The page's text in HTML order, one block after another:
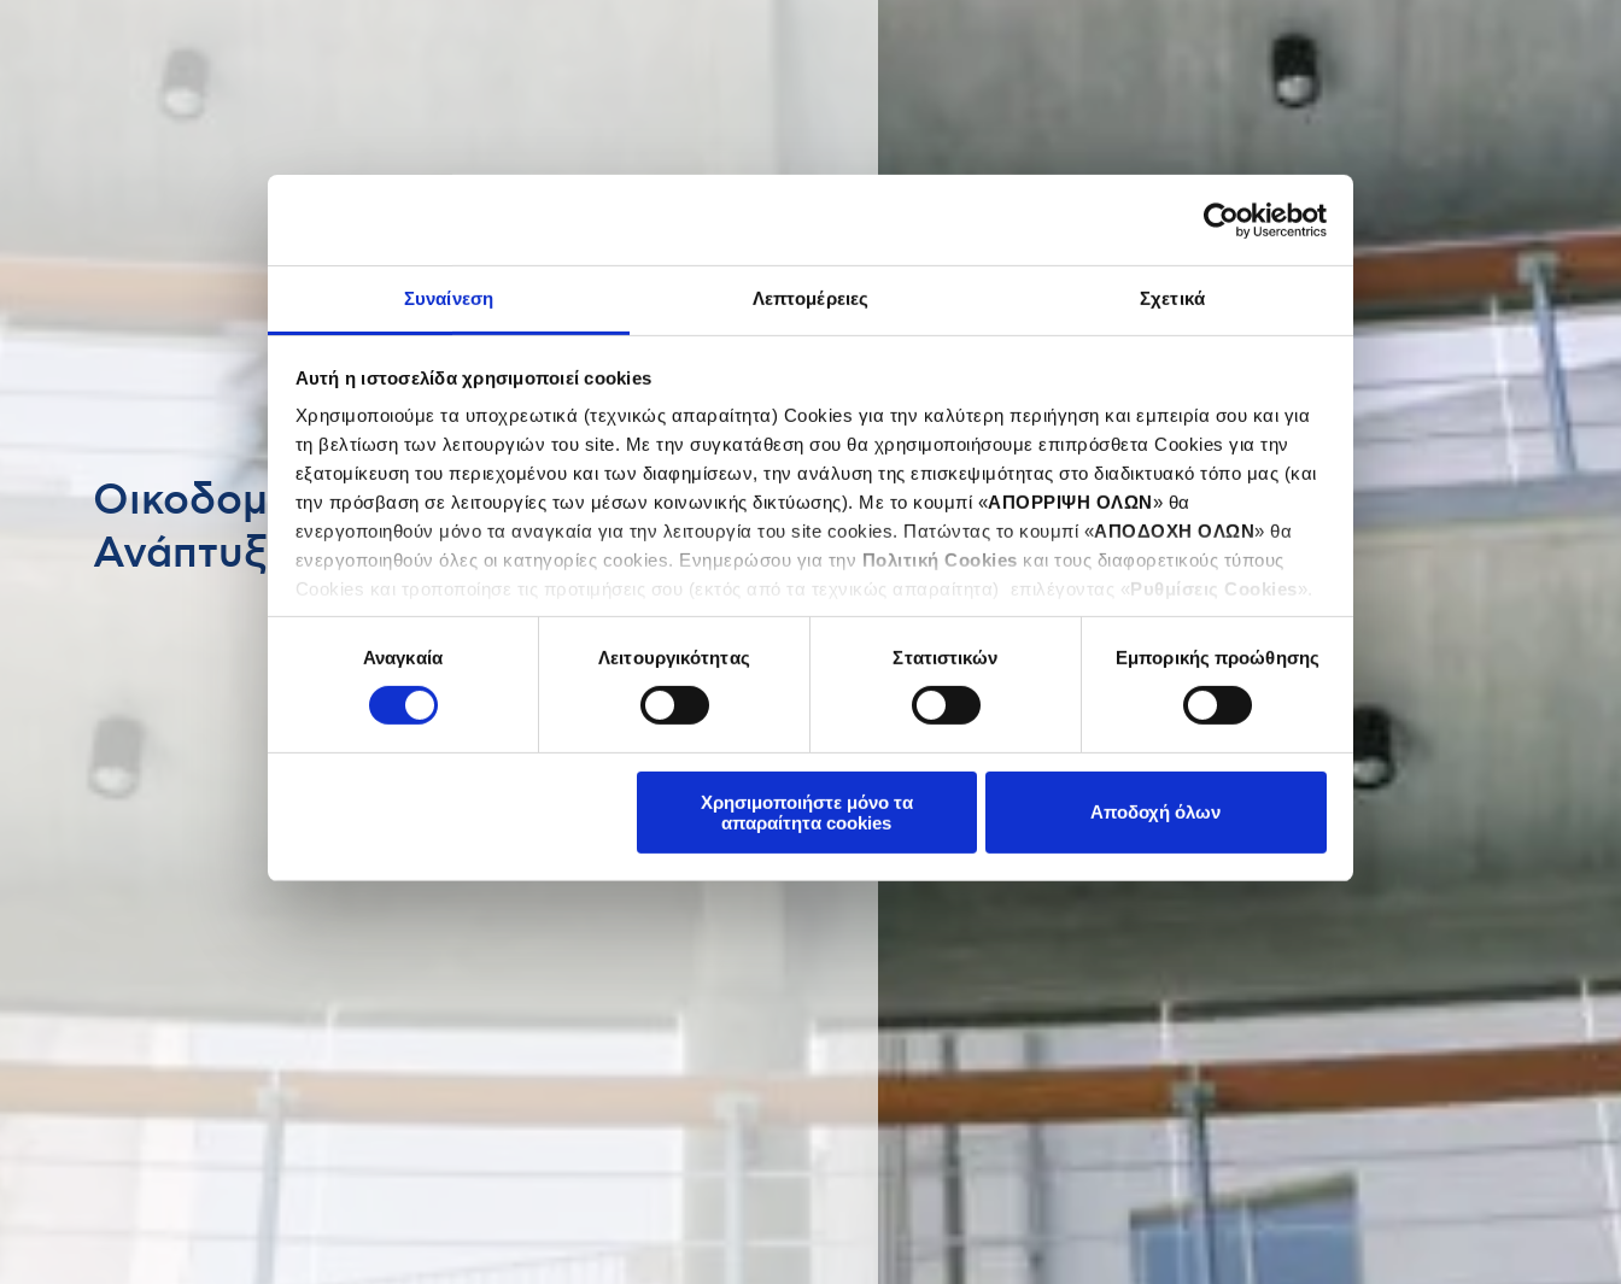
Συναίνεση Λεπτομέρειες Σχετικά
Αυτή η ιστοσελίδα χρησιμοποιεί cookies
Χρησιμοποιούμε τα υποχρεωτικά (τεχνικώς απαραίτητα) Cookies για την καλύτερη περιήγηση και εμπειρία σου και για
τη βελτίωση των λειτουργιών του site. Με την συγκατάθεση σου θα χρησιμοποιήσουμε επιπρόσθετα Cookies για την
εξατομίκευση του περιεχομένου και των διαφημίσεων, την ανάλυση της επισκεψιμότητας στο διαδικτυακό τόπο μας (και
την πρόσβαση σε λειτουργίες των μέσων κοινωνικής δικτύωσης). Με το κουμπί «ΑΠΟΡΡΙΨΗ ΟΛΩΝ» θα
ενεργοποιηθούν μόνο τα αναγκαία για την λειτουργία του site cookies. Πατώντας το κουμπί «ΑΠΟΔΟΧΗ ΟΛΩΝ» θα
ενεργοποιηθούν όλες οι κατηγορίες cookies. Ενημερώσου για την Πολιτική Cookies και τους διαφορετικούς τύπους
Cookies και τροποποίησε τις προτιμήσεις σου (εκτός από τα τεχνικώς απαραίτητα) επιλέγοντας «Ρυθμίσεις Cookies».
συγκατάθεσηςΑναγκαία Λειτουργικότητας Στατιστικών Εμπορικής προώθησης
Χρησιμοποιήστε μόνο τα
απαραίτητα cookies
Αποδοχή όλων
Οικοδομικά Έργα &
Ανάπτυξη Ακινήτων